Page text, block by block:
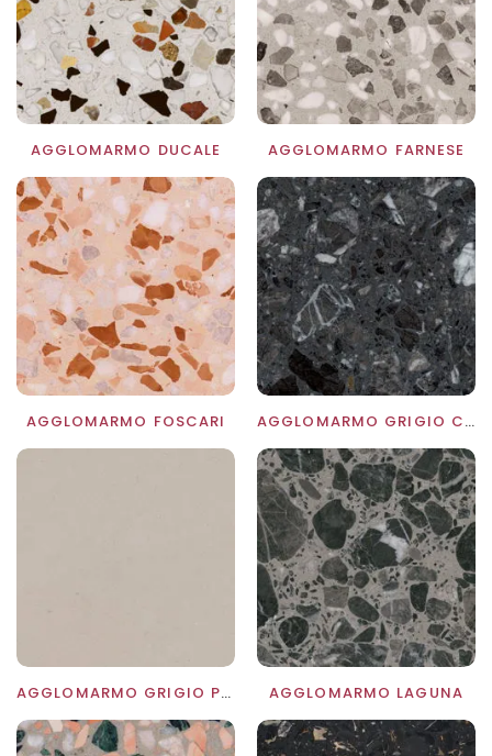
AGGLOMARMO DUCALE AGGLOMARMO FARNESE
AGGLOMARMO FOSCARI AGGLOMARMO GRIGIO CARNICO
AGGLOMARMO GRIGIO PERLATO AGGLOMARMO LAGUNA